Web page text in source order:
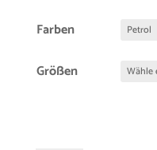
Farben
Größen